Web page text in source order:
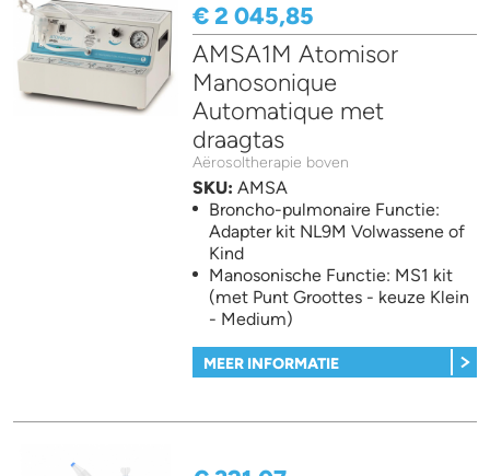
€ 2 045,85
AMSA1M Atomisor
Manosonique
Automatique met
draagtas
Aërosoltherapie boven
SKU:AMSA
Broncho-pulmonaire Functie:
Adapter kit NL9M Volwassene of
Kind
Manosonische Functie: MS1 kit
(met Punt Groottes - keuze Klein
- Medium)
MEER INFORMATIE